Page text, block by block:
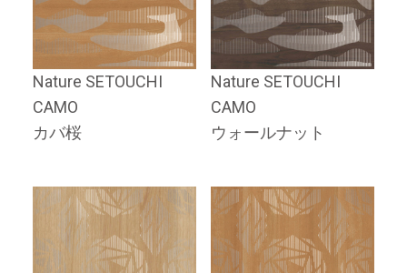
Nature SETOUCHI
CAMO
カバ桜
Nature SETOUCHI
CAMO
ウォールナット